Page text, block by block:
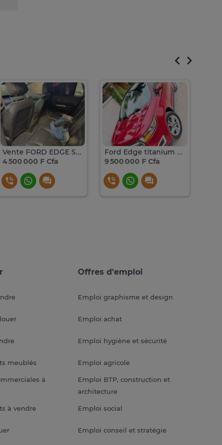
Vente FORD EDGE SEL 4 CYLINDRES ECOBOOST
4 500 000 F Cfa
Ford Edge titanium année 2017 4
9 500 000 F Cfa
meublés
à
à vendre
Offres d'emploi
Emploi graphisme et design
Emploi achat
Emploi hygiène et sécurité
Emploi agricole
Emploi BTP, construction et
architecture
Emploi social
Emploi conseil et stratégie